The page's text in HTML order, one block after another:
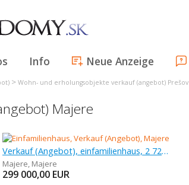
Info Neue Anzeige
> Wohn- und erholungsobjekte verkauf (angebot) Prešov
Majere
Verkauf (Angebot), einfamilienhaus, 2 723 m
Majere, Majere
299 000,00 EUR